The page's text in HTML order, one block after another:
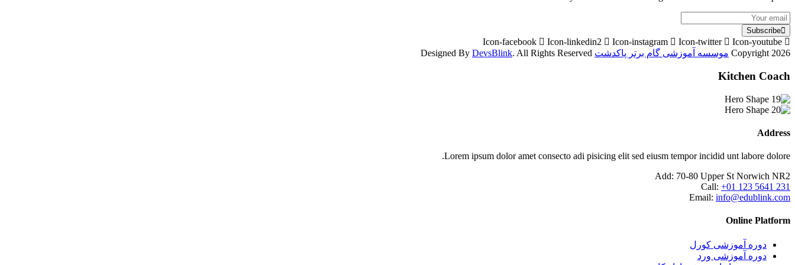
Subscribe
Icon-facebook Icon-linkedin2 Icon-instagram Icon-twitter
Icon-youtube
Copyright 2026 موسسه آموزشی گام برتر پاکدشت DevsBlink. All Rights Reserved
Kitchen Coach
Address
Lorem ipsum dolor amet consecto adi pisicing elit sed eiusm tempor incidid unt labore dolore.
Add: 70-80 Upper St Norwich NR2
Call: +01 123 5641 231
Email: info@edublink.com
Online Platform
دوره آموزشی کورل
دوره آموزشی ورد